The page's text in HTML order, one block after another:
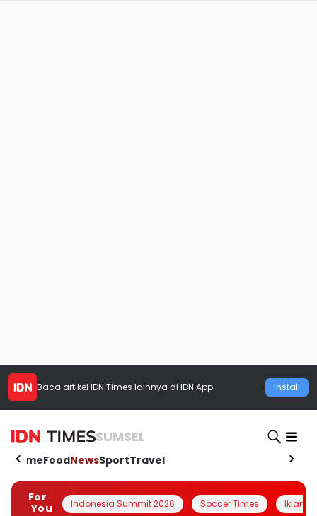
Baca artikel IDN Times lainnya di IDN App Install
SUMSEL
HomeFoodNewsSportTravel
For
You
Indonesia Summit 2026 Soccer Times Iklanin